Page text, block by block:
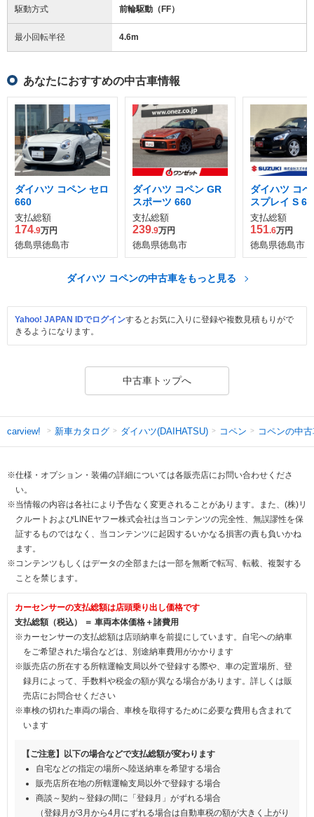
駆動方式 前輪駆動（FF）
最小回転半径 4.6m
あなたにおすすめの中古車情報
ダイハツ コペン セロ
660
支払総額
174.9万円
徳島県徳島市
ダイハツ コペン GR
スポーツ 660
支払総額
239.9万円
徳島県徳島市
ダイハツ コ
スプレイ S
支払総額
151.6万円
徳島県徳島市
ダイハツ コペンの中古車をもっと見る
Yahoo! JAPAN IDでログインするとお気に入りに登録や複数見積もりがで
きるようになります。
中古車トップへ
carview! 新車カタログ ダイハツ(DAIHATSU) コペン コペンの中
※仕様・オプション・装備の詳細については各販売店にお問い合わせくださ
い。
※当情報の内容は各社により予告なく変更されることがあります。また、(株)リ
クルートおよびLINEヤフー株式会社は当コンテンツの完全性、無誤謬性を保
証するものではなく、当コンテンツに起因するいかなる損害の責も負いかね
ます。
※コンテンツもしくはデータの全部または一部を無断で転写、転載、複製する
ことを禁じます。
カーセンサーの支払総額は店頭乗り出し価格です
支払総額（税込） ＝ 車両本体価格＋諸費用
※カーセンサーの支払総額は店頭納車を前提にしています。自宅への納車
をご希望された場合などは、別途納車費用がかかります
※販売店の所在する所轄運輸支局以外で登録する際や、車の定置場所、登
録月によって、手数料や税金の額が異なる場合があります。詳しくは販
売店にお問合せください
※車検の切れた車両の場合、車検を取得するために必要な費用も含まれて
います
【ご注意】以下の場合などで支払総額が変わります
自宅などの指定の場所へ陸送納車を希望する場合
販売店所在地の所轄運輸支局以外で登録する場合
商談～契約～登録の間に「登録月」がずれる場合
（登録月が3月から4月にずれる場合は自動車税の額が大きく上がり